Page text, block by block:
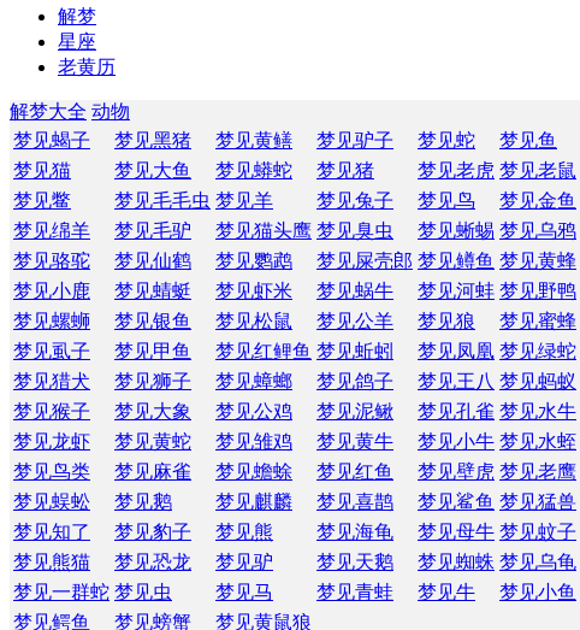
解梦
星座
老黄历
解梦大全 动物
梦见蝎子
梦见黑猪 梦见黄鳝 梦见驴子 梦见蛇 梦见鱼
梦见猫
梦见大鱼 梦见蟒蛇 梦见猪 梦见老虎 梦见老鼠
梦见鳖
梦见毛毛虫 梦见羊 梦见兔子 梦见鸟 梦见金鱼
梦见绵羊
梦见毛驴 梦见猫头鹰 梦见臭虫 梦见蜥蜴 梦见乌鸦
梦见骆驼
梦见仙鹤 梦见鹦鹉 梦见屎壳郎 梦见鳟鱼 梦见黄蜂
梦见小鹿
梦见蜻蜓 梦见虾米 梦见蜗牛 梦见河蚌 梦见野鸭
梦见螺蛳
梦见银鱼 梦见松鼠 梦见公羊 梦见狼 梦见蜜蜂
梦见虱子
梦见甲鱼 梦见红鲤鱼 梦见蚯蚓 梦见凤凰 梦见绿蛇
梦见猎犬
梦见狮子 梦见蟑螂 梦见鸽子 梦见王八 梦见蚂蚁
梦见猴子
梦见大象 梦见公鸡 梦见泥鳅 梦见孔雀 梦见水牛
梦见龙虾
梦见黄蛇 梦见雏鸡 梦见黄牛 梦见小牛 梦见水蛭
梦见鸟类
梦见麻雀 梦见蟾蜍 梦见红鱼 梦见壁虎 梦见老鹰
梦见蜈蚣
梦见鹅 梦见麒麟 梦见喜鹊 梦见鲨鱼 梦见猛兽
梦见知了
梦见豹子 梦见熊 梦见海龟 梦见母牛 梦见蚊子
梦见熊猫
梦见恐龙 梦见驴 梦见天鹅 梦见蜘蛛 梦见乌龟
梦见一群蛇 梦见虫 梦见马 梦见青蛙 梦见牛 梦见小鱼
梦见鳄鱼
梦见螃蟹 梦见黄鼠狼